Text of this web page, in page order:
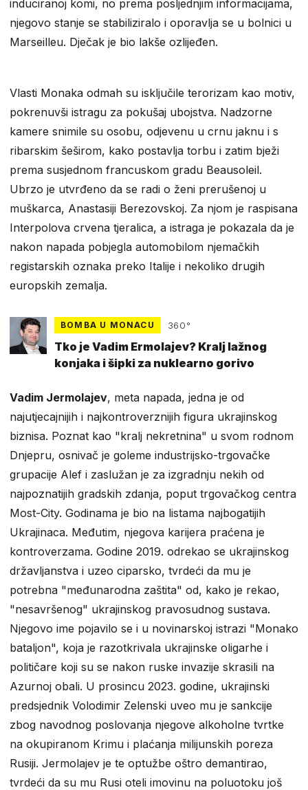
induciranoj komi, no prema posljednjim informacijama,
njegovo stanje se stabiliziralo i oporavlja se u bolnici u
Marseilleu. Dječak je bio lakše ozlijeđen.
Vlasti Monaka odmah su isključile terorizam kao motiv,
pokrenuvši istragu za pokušaj ubojstva. Nadzorne
kamere snimile su osobu, odjevenu u crnu jaknu i s
ribarskim šeširom, kako postavlja torbu i zatim bježi
prema susjednom francuskom gradu Beausoleil.
Ubrzo je utvrđeno da se radi o ženi prerušenoj u
muškarca, Anastasiji Berezovskoj. Za njom je raspisana
Interpolova crvena tjeralica, a istraga je pokazala da je
nakon napada pobjegla automobilom njemačkih
registarskih oznaka preko Italije i nekoliko drugih
europskih zemalja.
BOMBA U MONACU 360°
Tko je Vadim Ermolajev? Kralj lažnog
konjaka i šipki za nuklearno gorivo
Vadim Jermolajev, meta napada, jedna je od
najutjecajnijih i najkontroverznijih figura ukrajinskog
biznisa. Poznat kao "kralj nekretnina" u svom rodnom
Dnjepru, osnivač je goleme industrijsko-trgovačke
grupacije Alef i zaslužan je za izgradnju nekih od
najpoznatijih gradskih zdanja, poput trgovačkog centra
Most-City. Godinama je bio na listama najbogatijih
Ukrajinaca. Međutim, njegova karijera praćena je
kontroverzama. Godine 2019. odrekao se ukrajinskog
državljanstva i uzeo ciparsko, tvrdeći da mu je
potrebna "međunarodna zaštita" od, kako je rekao,
"nesavršenog" ukrajinskog pravosudnog sustava.
Njegovo ime pojavilo se i u novinarskoj istrazi "Monako
bataljon", koja je razotkrivala ukrajinske oligarhe i
političare koji su se nakon ruske invazije skrasili na
Azurnoj obali. U prosincu 2023. godine, ukrajinski
predsjednik Volodimir Zelenski uveo mu je sankcije
zbog navodnog poslovanja njegove alkoholne tvrtke
na okupiranom Krimu i plaćanja milijunskih poreza
Rusiji. Jermolajev je te optužbe oštro demantirao,
tvrdeći da su mu Rusi oteli imovinu na poluotoku još